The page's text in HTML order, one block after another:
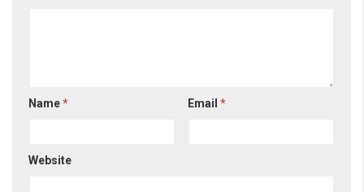
Name* Email*
Website